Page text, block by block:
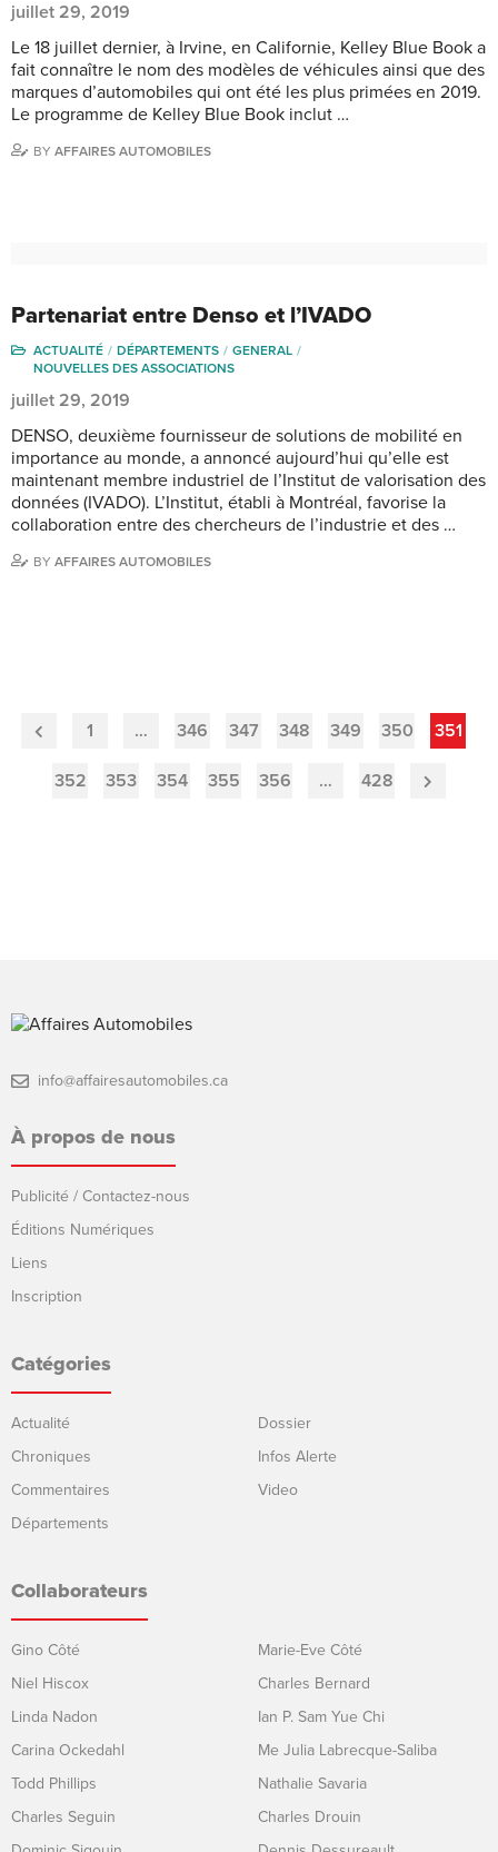
juillet 29, 2019
Le 18 juillet dernier, à Irvine, en Californie, Kelley Blue Book a
fait connaître le nom des modèles de véhicules ainsi que des
marques d’automobiles qui ont été les plus primées en 2019.
Le programme de Kelley Blue Book inclut …
BY AFFAIRES AUTOMOBILES
Partenariat entre Denso et l’IVADO
ACTUALITÉ DÉPARTEMENTS
GENERAL
NOUVELLES DES ASSOCIATIONS
juillet 29, 2019
DENSO, deuxième fournisseur de solutions de mobilité en
importance au monde, a annoncé aujourd’hui qu’elle est
maintenant membre industriel de l’Institut de valorisation des
données (IVADO). L’Institut, établi à Montréal, favorise la
collaboration entre des chercheurs de l’industrie et des …
BY AFFAIRES AUTOMOBILES
Previous1 … 346 347 348 349 350 351
352 353 354 355 356 … 428
info@affairesautomobiles.ca
À propos de nous
Publicité / Contactez-nous
Éditions Numériques
Liens
Inscription
Catégories
Actualité
Chroniques
Commentaires
Départements
Dossier
Infos Alerte
Video
Collaborateurs
Gino Côté
Niel Hiscox
Linda Nadon
Carina Ockedahl
Todd Phillips
Charles Seguin
Marie-Eve Côté
Charles Bernard
Ian P. Sam Yue Chi
Me Julia Labrecque-Saliba
Nathalie Savaria
Charles Drouin